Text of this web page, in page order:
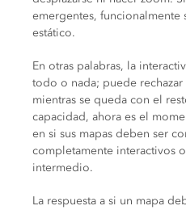
emergentes, funcionalmente
estático.
En otras palabras, la
todo o nada; puede
mientras se queda con el
capacidad, ahora es el
en si sus mapas deben ser
completamente interactivos
intermedio.
La respuesta a si un mapa